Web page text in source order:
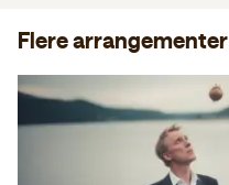
Flere arrangementer